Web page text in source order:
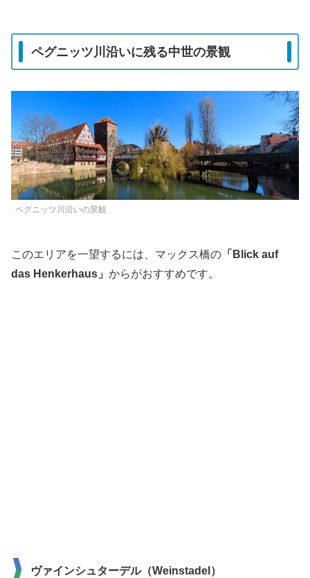
ペグニッツ川沿いに残る中世の景観
ペグニッツ川沿いの景観
このエリアを一望するには、マックス橋の 「Blick auf
das Henkerhaus」 からがおすすめです。
ヴァインシュターデル（Weinstadel）